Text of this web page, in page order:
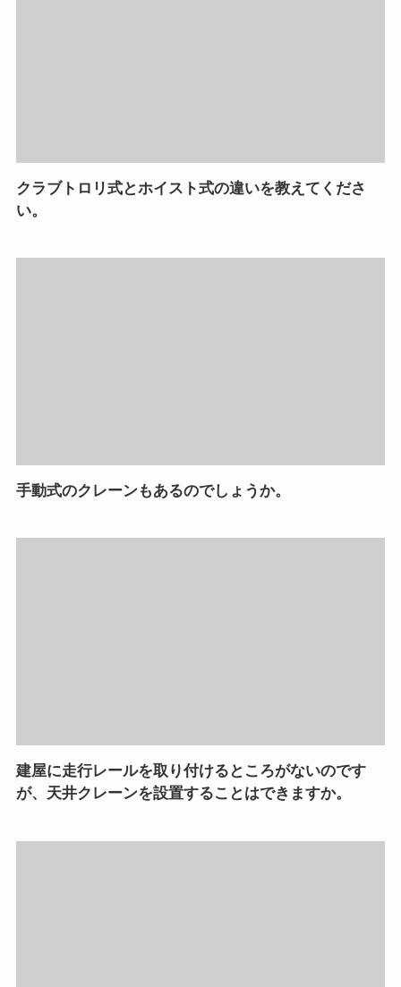
クラブトロリ式とホイスト式の違いを教えてくださ
い。
手動式のクレーンもあるのでしょうか。
建屋に走行レールを取り付けるところがないのです
が、天井クレーンを設置することはできますか。